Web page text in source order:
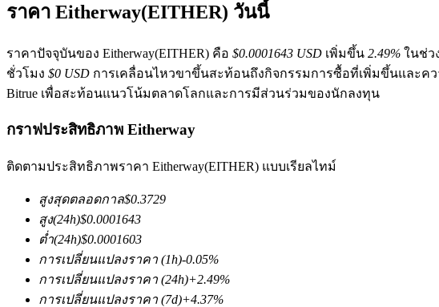
ฟิวเจอร์ส USDT
ฟิวเจอร์ส COIN-M
ราคา Eitherway(EITHER) วันนี้
ราคาปัจจุบันของ Eitherway(EITHER) คือ $0.0001643 USD เพิ่มขึ้น 2.49% ในช่ว
ชั่วโมง $0 USD การเคลื่อนไหวขาขึ้นสะท้อนถึงกิจกรรมการซื้อที่เพิ่มขึ้นและค
Bitrue เพื่อสะท้อนแนวโน้มตลาดโลกและการมีส่วนร่วมของนักลงทุน
กราฟประสิทธิภาพ Eitherway
ติดตามประสิทธิภาพราคา Eitherway(EITHER) แบบเรียลไทม์
สูงสุดตลอดกาล$0.3729
สูง(24h)$0.0001643
ต่ำ(24h)$0.0001603
การเปลี่ยนแปลงราคา (1h)-0.05%
การเปลี่ยนแปลงราคา (24h)+2.49%
การเปลี่ยนแปลงราคา (7d)+4.37%